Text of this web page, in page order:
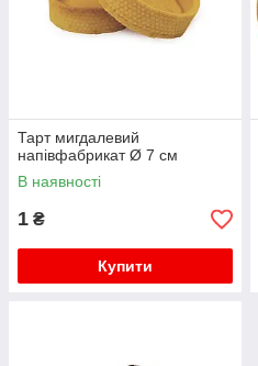
Тарт мигдалевий
напівфабрикат Ø 7 см
В наявності
1 ₴
Купити